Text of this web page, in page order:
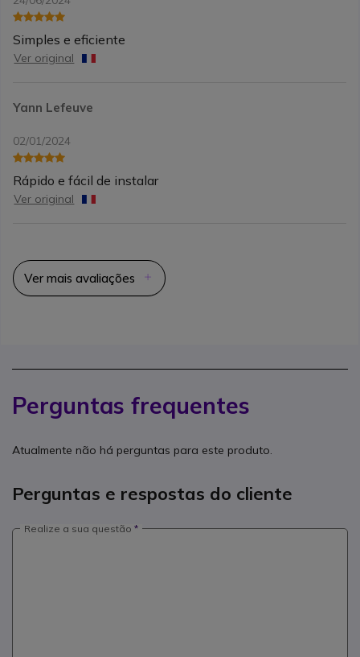
Simples e eficiente
Ver original
Yann Lefeuve
02/01/2024
Rápido e fácil de instalar
Ver original
Ver mais avaliações
Perguntas frequentes
Atualmente não há perguntas para este produto.
Perguntas e respostas do cliente
Realize a sua questão